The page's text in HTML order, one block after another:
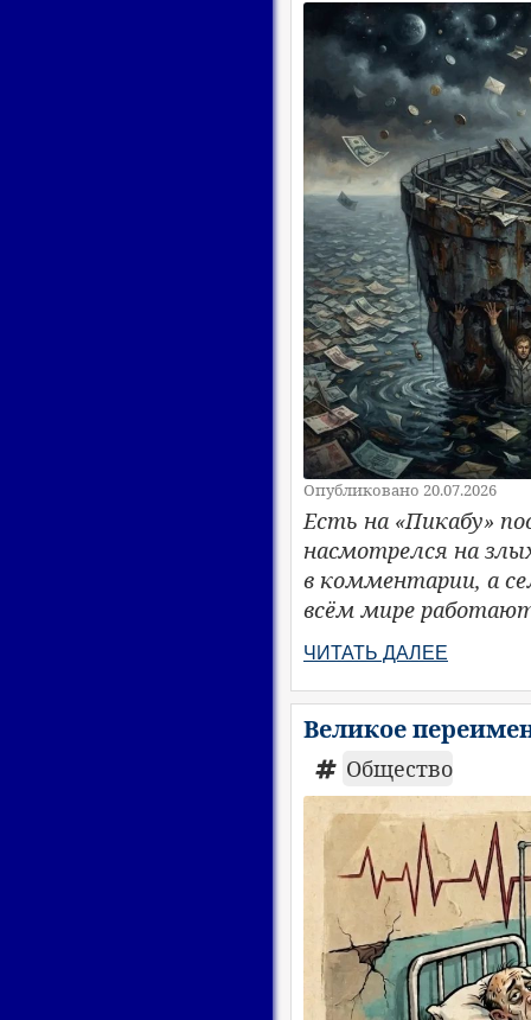
Опубликовано 20.07.2026
Есть на «Пикабу»
насмотрелся на
в комментарии, а
всём мире
ЧИТАТЬ ДАЛЕЕ
Великое
Общество